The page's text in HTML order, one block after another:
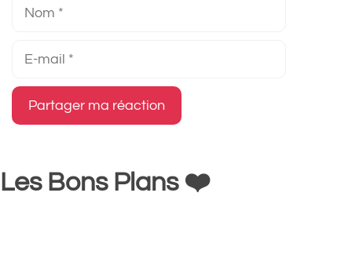
Les Bons Plans ❤️